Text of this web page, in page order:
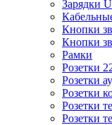
Зарядки
Кнопки
Кнопки
Рамки
Розетки
Розетки
Розетки
Розетки
Розетки